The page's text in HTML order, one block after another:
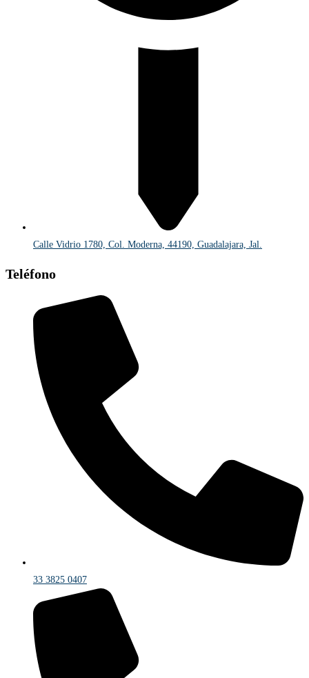
Calle Vidrio 1780, Col. Moderna, 44190, Guadalajara, Jal.
Teléfono
33 3825 0407